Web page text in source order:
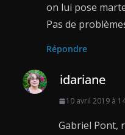
on lui pose
Pas de
Répondre
idariane
10 avril 2019 à
Gabriel Pont,